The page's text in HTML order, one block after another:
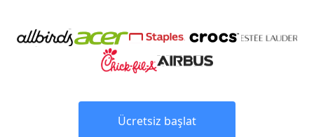
Ücretsiz başlat